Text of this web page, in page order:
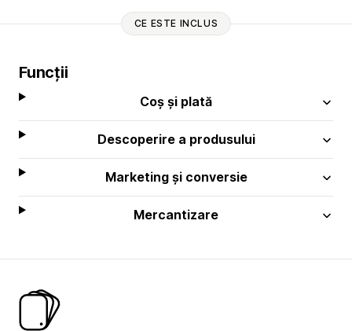
CE ESTE INCLUS
Funcții
Coș și plată
Descoperire a produsului
Marketing și conversie
Mercantizare